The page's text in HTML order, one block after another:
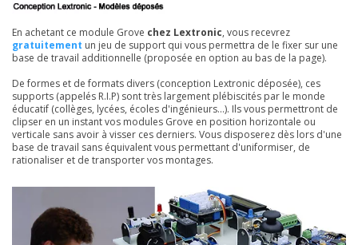
En achetant ce module Grove chez Lextronic, vous recevrez
gratuitement un jeu de support qui vous permettra de le fixer sur une
base de travail additionnelle (proposée en option au bas de la page).
De formes et de formats divers (conception Lextronic déposée), ces
supports (appelés R.I.P) sont très largement plébiscités par le monde
éducatif (collèges, lycées, écoles d'ingénieurs...). Ils vous permettront de
clipser en un instant vos modules Grove en position horizontale ou
verticale sans avoir à visser ces derniers. Vous disposerez dès lors d'une
base de travail sans équivalent vous permettant d'uniformiser, de
rationaliser et de transporter vos montages.